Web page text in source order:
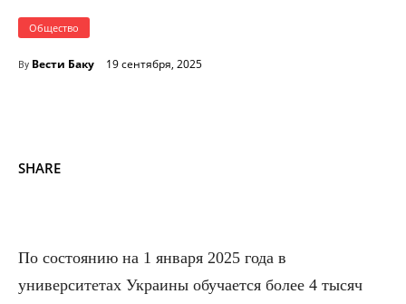
Общество
By Вести Баку 19 сентября, 2025
SHARE
По состоянию на 1 января 2025 года в
университетах Украины обучается более 4 тысяч